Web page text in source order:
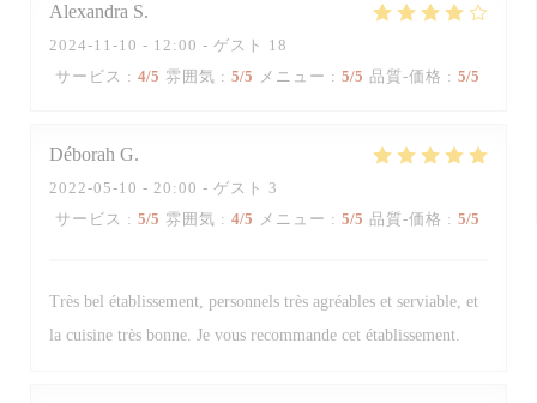
Alexandra S
2024-11-10 - 12:00 - ゲスト 18
サービス : 4/5 雰囲気 : 5/5 メニュー : 5/5 品質-価格 : 5/5
Déborah G
2022-05-10 - 20:00 - ゲスト 3
サービス : 5/5 雰囲気 : 4/5 メニュー : 5/5 品質-価格 : 5/5
Très bel établissement, personnels très agréables et serviable, et
la cuisine très bonne. Je vous recommande cet établissement.